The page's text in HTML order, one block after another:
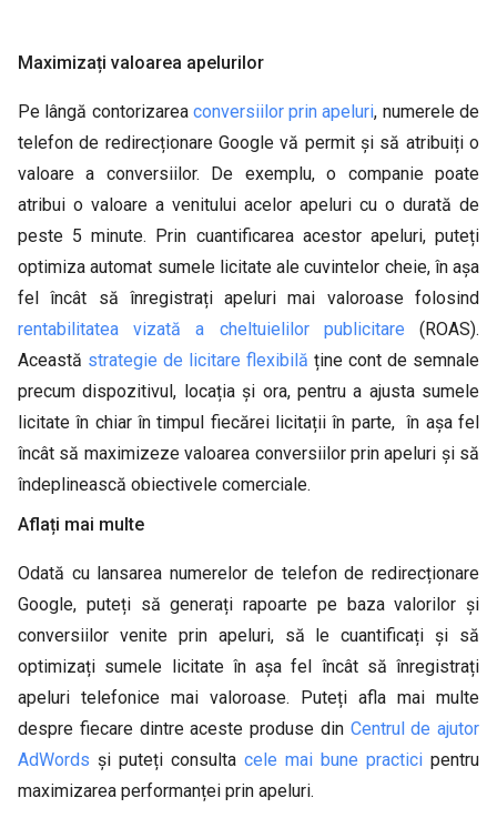
Maximizați valoarea apelurilor
Pe lângă contorizarea conversiilor prin apeluri, numerele de
telefon de redirecționare Google vă permit și să atribuiți o
valoare a conversiilor. De exemplu, o companie poate
atribui o valoare a venitului acelor apeluri cu o durată de
peste 5 minute. Prin cuantificarea acestor apeluri, puteți
optimiza automat sumele licitate ale cuvintelor cheie, în așa
fel încât să înregistrați apeluri mai valoroase folosind
rentabilitatea vizată a cheltuielilor publicitare (ROAS).
Această strategie de licitare flexibilă ține cont de semnale
precum dispozitivul, locația și ora, pentru a ajusta sumele
licitate în chiar în timpul fiecărei licitații în parte, în așa fel
încât să maximizeze valoarea conversiilor prin apeluri și să
îndeplinească obiectivele comerciale.
Aflați mai multe
Odată cu lansarea numerelor de telefon de redirecționare
Google, puteți să generați rapoarte pe baza valorilor și
conversiilor venite prin apeluri, să le cuantificați și să
optimizați sumele licitate în așa fel încât să înregistrați
apeluri telefonice mai valoroase. Puteți afla mai multe
despre fiecare dintre aceste produse din Centrul de ajutor
AdWords și puteți consulta cele mai bune practici pentru
maximizarea performanței prin apeluri.